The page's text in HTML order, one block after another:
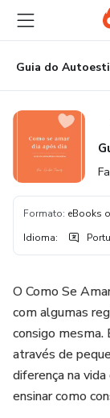
para
conteúdo
principal
para
pagamento
para
rodapé
Formato: eBooks
Idioma:
O Como Se
com algumas
consigo mesma.
através de
diferença na
ensinar como